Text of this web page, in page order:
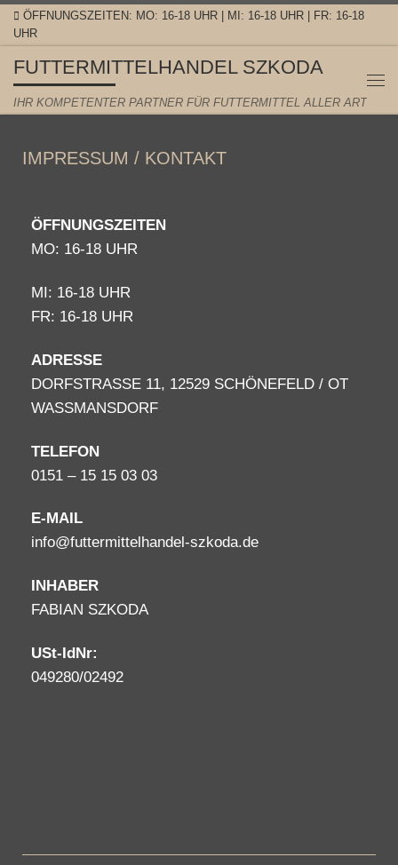
Zum Inhalt springen
ÖFFNUNGSZEITEN: MO: 16-18 UHR | MI: 16-18 UHR | FR: 16-18
UHR
FUTTERMITTELHANDEL SZKODA
IHR KOMPETENTER PARTNER FÜR FUTTERMITTEL ALLER ART
IMPRESSUM / KONTAKT
ÖFFNUNGSZEITEN
MO: 16-18 UHR
MI: 16-18 UHR
FR: 16-18 UHR
ADRESSE
DORFSTRASSE 11, 12529 SCHÖNEFELD / OT
WASSMANSDORF
TELEFON
0151 – 15 15 03 03
E-MAIL
info@futtermittelhandel-szkoda.de
INHABER
FABIAN SZKODA
USt-IdNr:
049280/02492